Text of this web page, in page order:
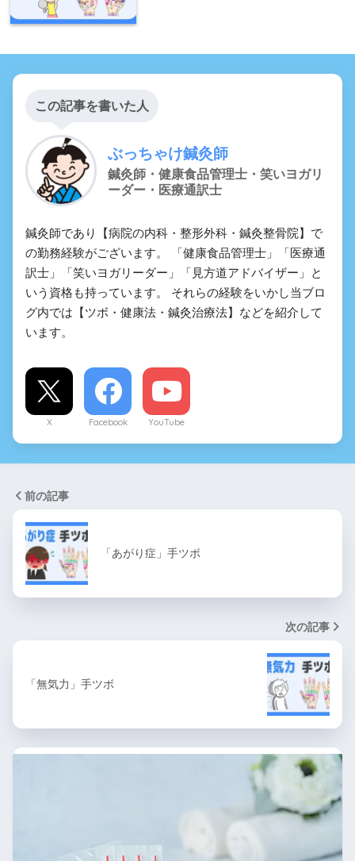
この記事を書いた人
ぶっちゃけ鍼灸師
鍼灸師・健康食品管理士・笑いヨガリ
ーダー・医療通訳士
鍼灸師であり【病院の内科・整形外科・鍼灸整骨院】で
の勤務経験がございます。 「健康食品管理士」「医療通
訳士」「笑いヨガリーダー」「見方道アドバイザー」と
いう資格も持っています。 それらの経験をいかし当ブロ
グ内では【ツボ・健康法・鍼灸治療法】などを紹介して
います。
X Facebook YouTube
前の記事
「あがり症」手ツボ
次の記事
「無気力」手ツボ